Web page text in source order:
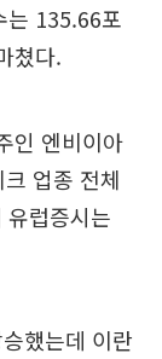
는 135.66포
쳤다.
인 엔비이아
업종 전체
럽증시는
했는데 이란